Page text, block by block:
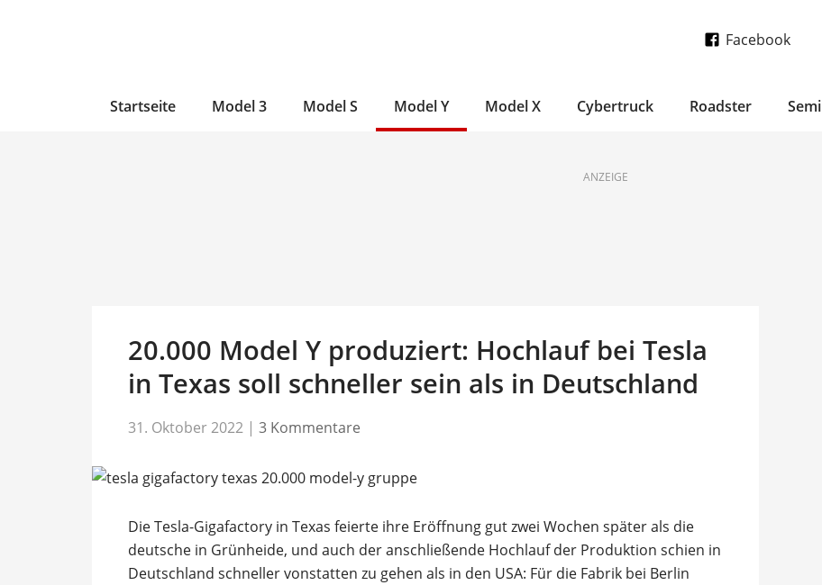
Facebook
Startseite Model 3 Model S Model Y Model X Cybertruck Roadster Semi
ANZEIGE
20.000 Model Y produziert: Hochlauf bei Tesla
in Texas soll schneller sein als in Deutschland
31. Oktober 2022 | 3 Kommentare
Die Tesla-Gigafactory in Texas feierte ihre Eröffnung gut zwei Wochen später als die
deutsche in Grünheide, und auch der anschließende Hochlauf der Produktion schien in
Deutschland schneller vonstatten zu gehen als in den USA: Für die Fabrik bei Berlin